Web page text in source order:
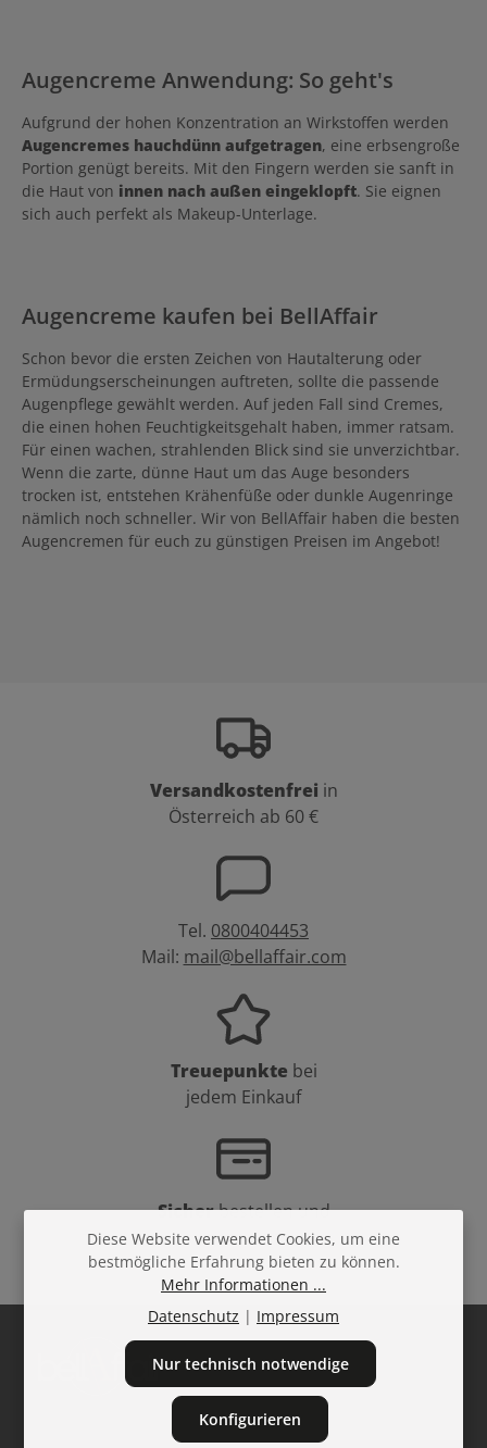
Augencreme Anwendung: So geht's
Aufgrund der hohen Konzentration an Wirkstoffen werden
Augencremes hauchdünn aufgetragen, eine erbsengroße
Portion genügt bereits. Mit den Fingern werden sie sanft in
die Haut von innen nach außen eingeklopft. Sie eignen
sich auch perfekt als Makeup-Unterlage.
Augencreme kaufen bei BellAffair
Schon bevor die ersten Zeichen von Hautalterung oder
Ermüdungserscheinungen auftreten, sollte die passende
Augenpflege gewählt werden. Auf jeden Fall sind Cremes,
die einen hohen Feuchtigkeitsgehalt haben, immer ratsam.
Für einen wachen, strahlenden Blick sind sie unverzichtbar.
Wenn die zarte, dünne Haut um das Auge besonders
trocken ist, entstehen Krähenfüße oder dunkle Augenringe
nämlich noch schneller. Wir von BellAffair haben die besten
Augencremen für euch zu günstigen Preisen im Angebot!
Versandkostenfrei in
Österreich ab 60 €
Tel. 0800404453
Mail: mail@bellaffair.com
Treuepunkte bei
jedem Einkauf
Sicherbestellen und
bezahlen
Diese Website verwendet Cookies, um eine
bestmögliche Erfahrung bieten zu können.
Mehr Informationen ...
Datenschutz | Impressum
Nur technisch notwendige
Konfigurieren